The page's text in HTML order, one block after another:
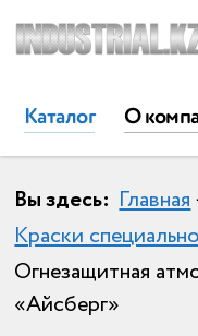
Каталог О
Вы здесь: Главная
Краски
Огнезащитная
«Айсберг»